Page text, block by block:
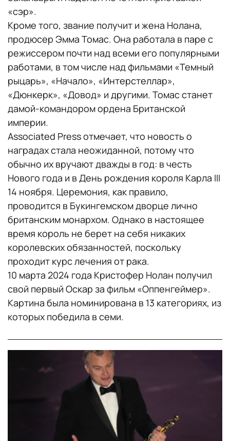
«сэр».
Кроме того, звание получит и жена Нолана,
продюсер Эмма Томас. Она работала в паре с
режиссером почти над всеми его популярными
работами, в том числе над фильмами «Темный
рыцарь», «Начало», «Интерстеллар»,
«Дюнкерк», «Довод» и другими. Томас станет
дамой-командором ордена Британской
империи.
Associated Press отмечает, что новость о
наградах стала неожиданной, потому что
обычно их вручают дважды в год: в честь
Нового года и в День рождения короля Карла III
14 ноября. Церемония, как правило,
проводится в Букингемском дворце лично
британским монархом. Однако в настоящее
время король не берет на себя никаких
королевских обязанностей, поскольку
проходит курс лечения от рака.
10 марта 2024 года Кристофер Нолан получил
свой первый Оскар за фильм «Оппенгеймер».
Картина была номинирована в 13 категориях, из
которых победила в семи.